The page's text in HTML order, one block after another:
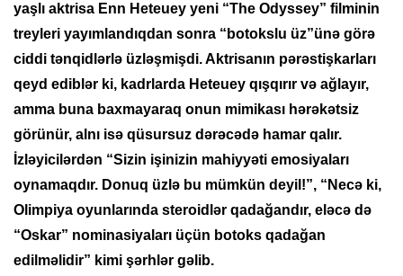
yaşlı aktrisa Enn Heteuey yeni “The Odyssey” filminin
treyleri yayımlandıqdan sonra “botokslu üz”ünə görə
ciddi tənqidlərlə üzləşmişdi. Aktrisanın pərəstişkarları
qeyd ediblər ki, kadrlarda Heteuey qışqırır və ağlayır,
amma buna baxmayaraq onun mimikası hərəkətsiz
görünür, alnı isə qüsursuz dərəcədə hamar qalır.
İzləyicilərdən “Sizin işinizin mahiyyəti emosiyaları
oynamaqdır. Donuq üzlə bu mümkün deyil!”, “Necə ki,
Olimpiya oyunlarında steroidlər qadağandır, eləcə də
“Oskar” nominasiyaları üçün botoks qadağan
edilməlidir” kimi şərhlər gəlib.